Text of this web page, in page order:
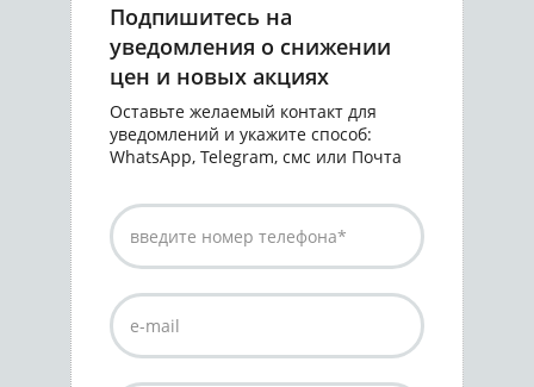
Подпишитесь на
уведомления о снижении
цен и новых акциях
Оставьте желаемый контакт для
уведомлений и укажите способ:
WhatsApp, Telegram, смс или Почта